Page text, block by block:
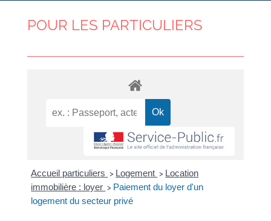
POUR LES PARTICULIERS
Accueil particuliers > Logement > Location
immobilière : loyer > Paiement du loyer d'un
logement du secteur privé